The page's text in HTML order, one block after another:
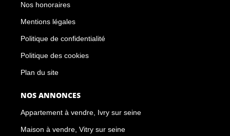
Nos honoraires
Mentions légales
Politique de confidentialité
Politique des cookies
Plan du site
NOS ANNONCES
Appartement à vendre, Ivry sur seine
Maison à vendre, Vitry sur seine